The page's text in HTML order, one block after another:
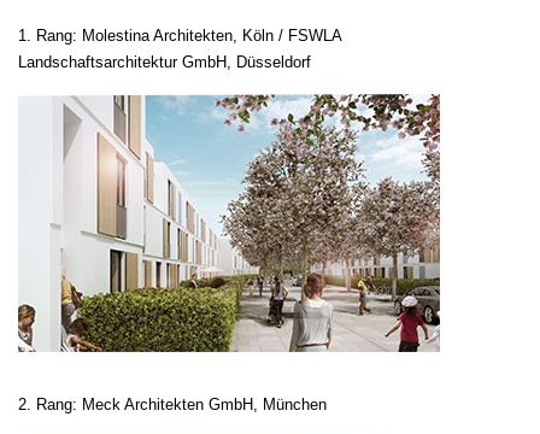
1. Rang: Molestina Architekten, Köln / FSWLA
Landschaftsarchitektur GmbH, Düsseldorf
2. Rang: Meck Architekten GmbH, München